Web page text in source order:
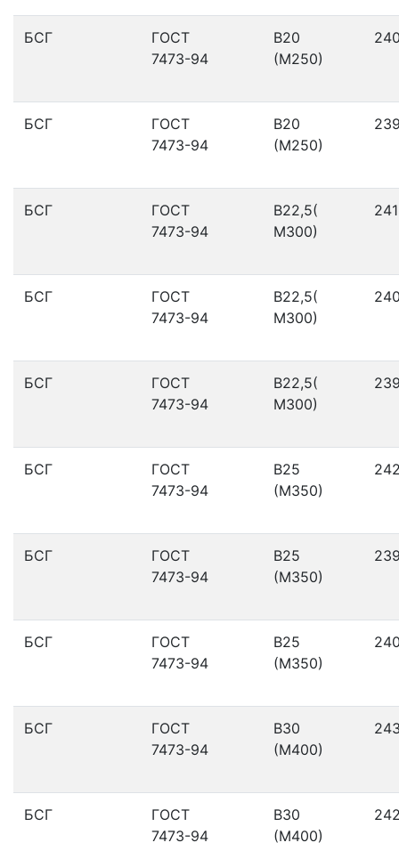
БСГ
ГОСТ
7473-94
В20
(М250)
БСГ
ГОСТ
7473-94
В20
(М250)
БСГ
ГОСТ
7473-94
В22,5(
М300)
БСГ
ГОСТ
7473-94
В22,5(
М300)
БСГ
ГОСТ
7473-94
В22,5(
М300)
БСГ
ГОСТ
7473-94
В25
(М350)
БСГ
ГОСТ
7473-94
В25
(М350)
БСГ
ГОСТ
7473-94
В25
(М350)
БСГ
ГОСТ
7473-94
В30
(М400)
БСГ
ГОСТ
7473-94
В30
(М400)